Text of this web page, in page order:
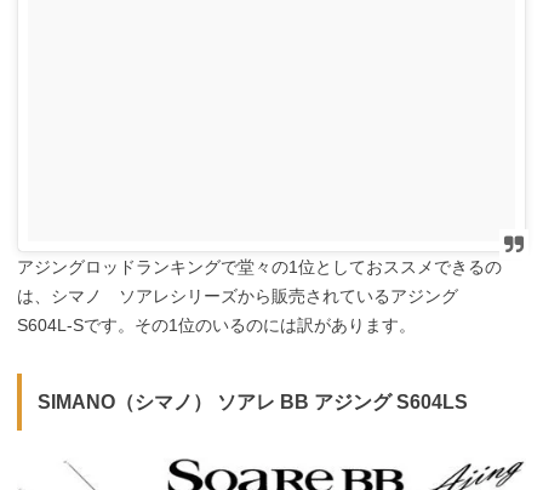
アジングロッドランキングで堂々の1位としておススメできるの
は、シマノ ソアレシリーズから販売されているアジング
S604L-Sです。その1位のいるのには訳があります。
SIMANO（シマノ） ソアレ BB アジング S604LS